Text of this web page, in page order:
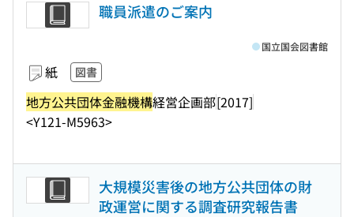
職員派遣のご案内
紙 図書
地方公共団体金融機構経営企画部[2017]
<Y121-M5963>
国立国会図書館
大規模災害後の地方公共団体の財
政運営に関する調査研究報告書